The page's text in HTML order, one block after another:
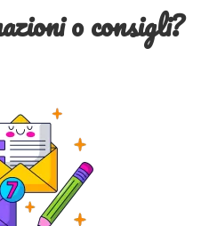
o consigli?